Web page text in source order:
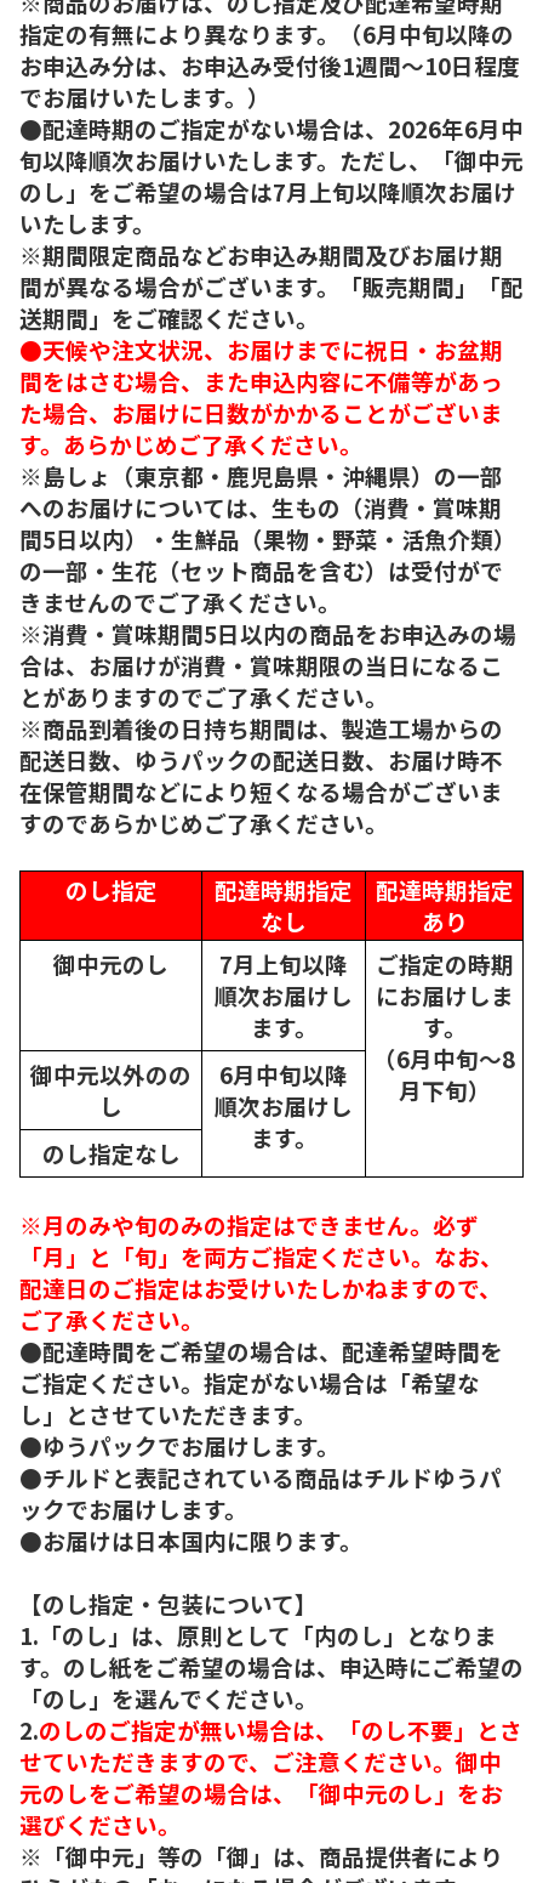
指定の有無により異なります。（6月中旬以降の
お申込み分は、お申込み受付後1週間～10日程度
でお届けいたします。）
●配達時期のご指定がない場合は、2026年6月中
旬以降順次お届けいたします。ただし、「御中元
のし」をご希望の場合は7月上旬以降順次お届け
いたします。
※期間限定商品などお申込み期間及びお届け期
間が異なる場合がございます。「販売期間」「配
送期間」をご確認ください。
●天候や注文状況、お届けまでに祝日・お盆期
間をはさむ場合、また申込内容に不備等があっ
た場合、お届けに日数がかかることがございま
す。あらかじめご了承ください。
※島しょ（東京都・鹿児島県・沖縄県）の一部
へのお届けについては、生もの（消費・賞味期
間5日以内）・生鮮品（果物・野菜・活魚介類）
の一部・生花（セット商品を含む）は受付がで
きませんのでご了承ください。
※消費・賞味期間5日以内の商品をお申込みの場
合は、お届けが消費・賞味期限の当日になるこ
とがありますのでご了承ください。
※商品到着後の日持ち期間は、製造工場からの
配送日数、ゆうパックの配送日数、お届け時不
在保管期間などにより短くなる場合がございま
すのであらかじめご了承ください。
のし指定
配達時期指定
なし
配達時期指定
あり
御中元のし
7月上旬以降
順次お届けし
ます。
ご指定の時期
にお届けしま
す。
（6月中旬～8
月下旬）
御中元以外のの
し
6月中旬以降
順次お届けし
ます。
のし指定なし
※月のみや旬のみの指定はできません。必ず
「月」と「旬」を両方ご指定ください。なお、
配達日のご指定はお受けいたしかねますので、
ご了承ください。
●配達時間をご希望の場合は、配達希望時間を
ご指定ください。指定がない場合は「希望な
し」とさせていただきます。
●ゆうパックでお届けします。
●チルドと表記されている商品はチルドゆうパ
ックでお届けします。
●お届けは日本国内に限ります。
【のし指定・包装について】
1.「のし」は、原則として「内のし」となりま
す。のし紙をご希望の場合は、申込時にご希望の
「のし」を選んでください。
2.のしのご指定が無い場合は、「のし不要」とさ
せていただきますので、ご注意ください。御中
元のしをご希望の場合は、「御中元のし」をお
選びください。
※「御中元」等の「御」は、商品提供者により